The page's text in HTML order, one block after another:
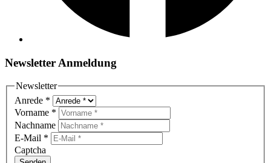
Newsletter Anmeldung
Newsletter
Anrede *
Vorname *
Nachname
E-Mail *
Captcha